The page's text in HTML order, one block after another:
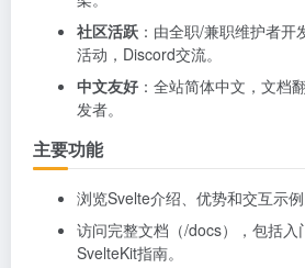
社区活跃 ：由全职/兼职维护者
活动，Discord交流。
中文友好 ：全站简体中文，文档
发者。
主要功能
浏览Svelte介绍、优势和交互示例
访问完整文档（/docs），包括入
SvelteKit指南。